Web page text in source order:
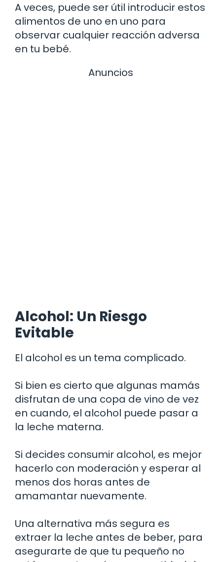
A veces, puede ser útil introducir estos
alimentos de uno en uno para
observar cualquier reacción adversa
en tu bebé.
Anuncios
Alcohol: Un Riesgo
Evitable
El alcohol es un tema complicado.
Si bien es cierto que algunas mamás
disfrutan de una copa de vino de vez
en cuando, el alcohol puede pasar a
la leche materna.
Si decides consumir alcohol, es mejor
hacerlo con moderación y esperar al
menos dos horas antes de
amamantar nuevamente.
Una alternativa más segura es
extraer la leche antes de beber, para
asegurarte de que tu pequeño no